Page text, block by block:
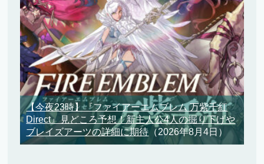
【今夜23時】『ファイアーエムブレム 万紫千紅
Direct』見どころ予想！新主人公4人の掘り下げや
ブレイズアーツの詳細に期待 （2026年8月4日）